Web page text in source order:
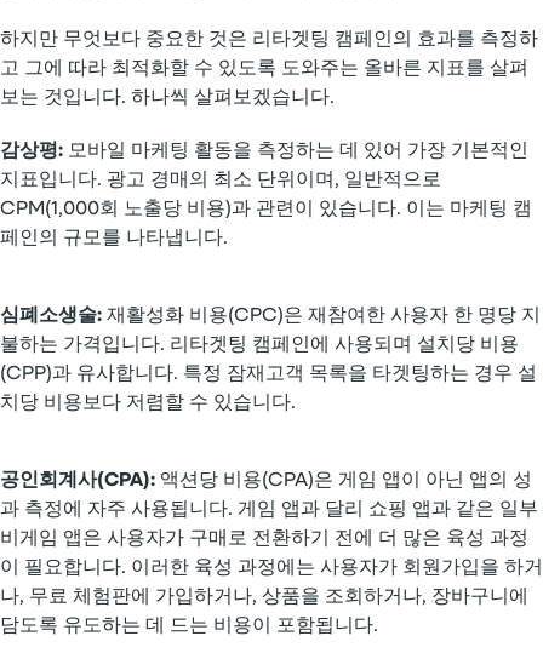
하지만 무엇보다 중요한 것은 리타겟팅 캠페인의 효과를 측정하
고 그에 따라 최적화할 수 있도록 도와주는 올바른 지표를 살펴
보는 것입니다. 하나씩 살펴보겠습니다.
감상평: 모바일 마케팅 활동을 측정하는 데 있어 가장 기본적인
지표입니다. 광고 경매의 최소 단위이며, 일반적으로
CPM(1,000회 노출당 비용)과 관련이 있습니다. 이는 마케팅 캠
페인의 규모를 나타냅니다.
심폐소생술: 재활성화 비용(CPC)은 재참여한 사용자 한 명당 지
불하는 가격입니다. 리타겟팅 캠페인에 사용되며 설치당 비용
(CPP)과 유사합니다. 특정 잠재고객 목록을 타겟팅하는 경우 설
치당 비용보다 저렴할 수 있습니다.
공인회계사(CPA): 액션당 비용(CPA)은 게임 앱이 아닌 앱의 성
과 측정에 자주 사용됩니다. 게임 앱과 달리 쇼핑 앱과 같은 일부
비게임 앱은 사용자가 구매로 전환하기 전에 더 많은 육성 과정
이 필요합니다. 이러한 육성 과정에는 사용자가 회원가입을 하거
나, 무료 체험판에 가입하거나, 상품을 조회하거나, 장바구니에
담도록 유도하는 데 드는 비용이 포함됩니다.